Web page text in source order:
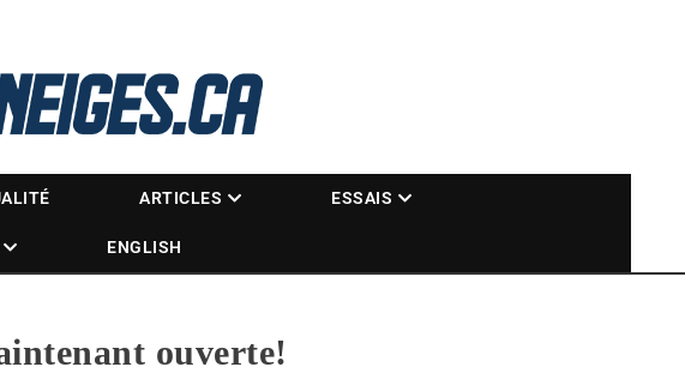
ARTICLES ESSAIS
ENGLISH
ouverte!